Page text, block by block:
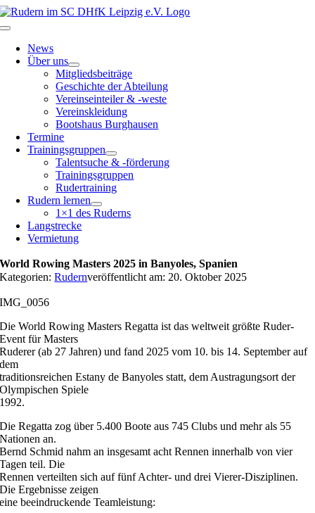
Zum
Inhalt
Toggle
Navigation
News
Über uns
Mitgliedsbeiträge
Geschichte der Abteilung
Vereinseinteiler & -weste
Vereinskleidung
Bootshaus Burghausen
Termine
Trainingsgruppen
Talentsuche & -förderung
Trainingsgruppen
Rudertraining
Rudern lernen
1×1 des Ruderns
Langstrecke
Vermietung
World Rowing Masters 2025 in Banyoles, Spanien
Kategorien:Rudernveröffentlicht am: 20. Oktober 2025
IMG_0056
Die World Rowing Masters Regatta ist das weltweit größte Ruder-
Event für Masters
Ruderer (ab 27 Jahren) und fand 2025 vom 10. bis 14. September auf
dem
traditionsreichen Estany de Banyoles statt, dem Austragungsort der
Olympischen Spiele
1992.
Die Regatta zog über 5.400 Boote aus 745 Clubs und mehr als 55
Nationen an.
Bernd Schmid nahm an insgesamt acht Rennen innerhalb von vier
Tagen teil. Die
Rennen verteilten sich auf fünf Achter- und drei Vierer-Disziplinen.
Die Ergebnisse zeigen
eine beeindruckende Teamleistung: